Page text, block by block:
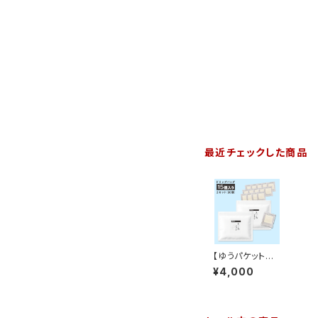
最近チェックした商品
【ゆうパケット対
応】博多 美の島
ブレンド ドリップ
¥4,000